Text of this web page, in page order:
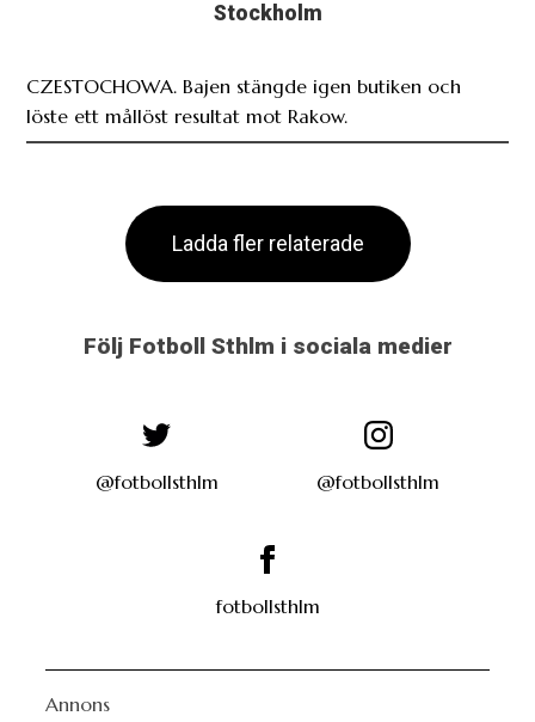
Stockholm
CZESTOCHOWA. Bajen stängde igen butiken och
löste ett mållöst resultat mot Rakow.
Ladda fler relaterade
Följ Fotboll Sthlm i sociala medier
@fotbollsthlm @fotbollsthlm
fotbollsthlm
Annons